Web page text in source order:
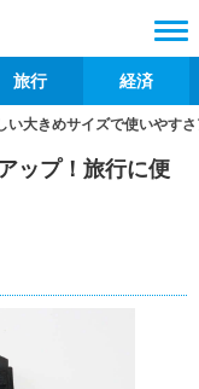
旅行 経済
い大きめサイズで使いやす
ップ！旅行に便